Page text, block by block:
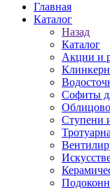
Главная
Каталог
Назад
Каталог
Акции и
Софиты
Ступени